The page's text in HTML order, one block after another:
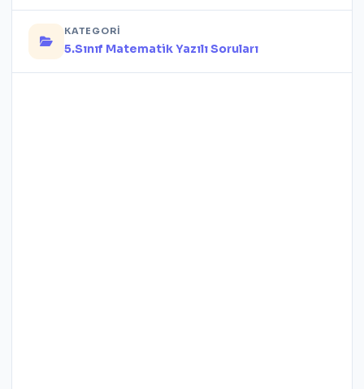
KATEGORI
5.Sınıf Matematik Yazılı Soruları